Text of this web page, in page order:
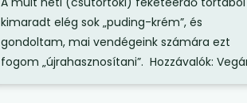
kimaradt elég sok „puding-krém”, és
gondoltam, mai vendégeink számára ezt
fogom „újrahasznosítani”. Hozzávalók: